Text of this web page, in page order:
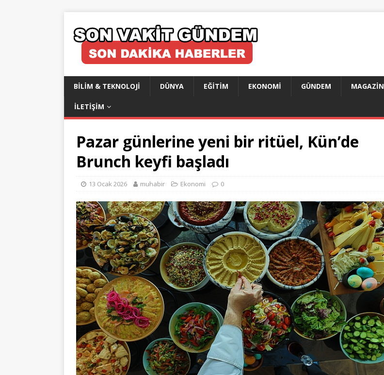
BILIM & TEKNOLOJI DÜNYA EĞITIM EKONOMI GÜNDEM MAGAZIN
İLETIŞIM
Pazar günlerine yeni bir ritüel, Kün’de
Brunch keyfi başladı
13 Ocak 2026 muhabir Ekonomi 0